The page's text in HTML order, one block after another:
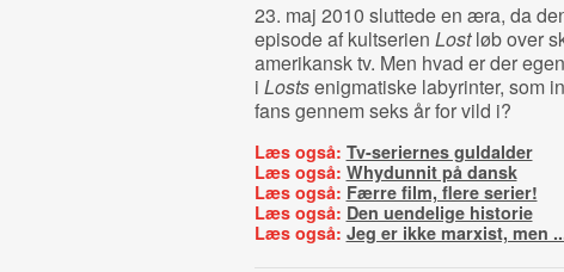
23. maj 2010 sluttede en æra, da
episode af kultserien Lostløb over
amerikansk tv. Men hvad er der
i Lostsenigmatiske labyrinter, som
fans gennem seks år for vild i?
Læs også: Tv-seriernes guldalder
Læs også: Whydunnit på dansk
Læs også: Færre film, flere serier!
Læs også: Den uendelige historie
Læs også: Jeg er ikke marxist, men